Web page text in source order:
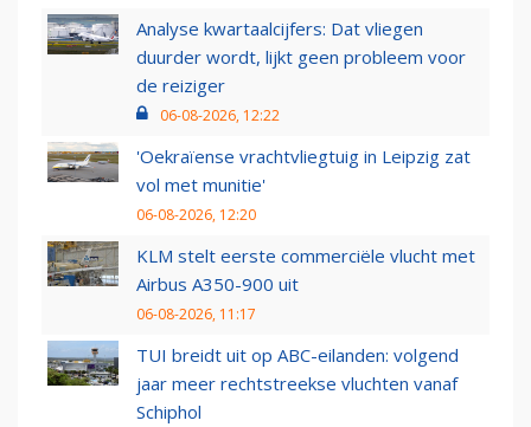
Analyse kwartaalcijfers: Dat vliegen
duurder wordt, lijkt geen probleem voor
de reiziger
06-08-2026, 12:22
'Oekraïense vrachtvliegtuig in Leipzig zat
vol met munitie'
06-08-2026, 12:20
KLM stelt eerste commerciële vlucht met
Airbus A350-900 uit
06-08-2026, 11:17
TUI breidt uit op ABC-eilanden: volgend
jaar meer rechtstreekse vluchten vanaf
Schiphol